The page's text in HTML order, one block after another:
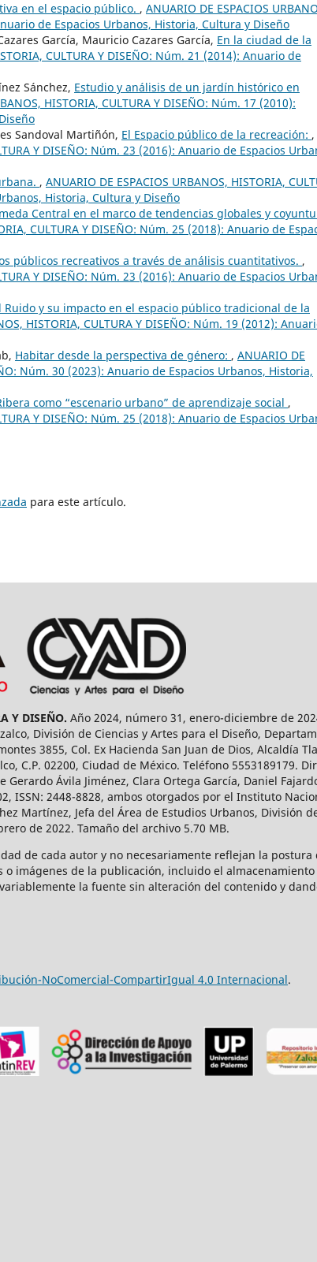
en el espacio público. , ANUARIO DE ESPACIOS
de Espacios Urbanos, Historia, Cultura y Diseño
García, Mauricio Cazares García, En la ciudad de la
CULTURA Y DISEÑO: Núm. 21 (2014): Anuario de
Sánchez, Estudio y análisis de un jardín histórico en
HISTORIA, CULTURA Y DISEÑO: Núm. 17 (2010):
Sandoval Martiñón, El Espacio público de la recreación: ,
Y DISEÑO: Núm. 23 (2016): Anuario de Espacios
, ANUARIO DE ESPACIOS URBANOS, HISTORIA,
Historia, Cultura y Diseño
Central en el marco de tendencias globales y
CULTURA Y DISEÑO: Núm. 25 (2018): Anuario de
públicos recreativos a través de análisis cuantitativos. ,
Y DISEÑO: Núm. 23 (2016): Anuario de Espacios
Ruido y su impacto en el espacio público tradicional de la
HISTORIA, CULTURA Y DISEÑO: Núm. 19 (2012):
Habitar desde la perspectiva de género: , ANUARIO DE
Núm. 30 (2023): Anuario de Espacios Urbanos, Historia,
como “escenario urbano” de aprendizaje social ,
Y DISEÑO: Núm. 25 (2018): Anuario de Espacios
para este artículo.
Y DISEÑO. Año 2024, número 31, enero-diciembre de
División de Ciencias y Artes para el Diseño,
3855, Col. Ex Hacienda San Juan de Dios, Alcaldía
C.P. 02200, Ciudad de México. Teléfono 5553189179.
Gerardo Ávila Jiménez, Clara Ortega García, Daniel
ISSN: 2448-8828, ambos otorgados por el Instituto
Martínez, Jefa del Área de Estudios Urbanos, División
de 2022. Tamaño del archivo 5.70 MB.
de cada autor y no necesariamente reflejan la
imágenes de la publicación, incluido el
la fuente sin alteración del contenido y
NoComercial-CompartirIgual 4.0 Internacional.